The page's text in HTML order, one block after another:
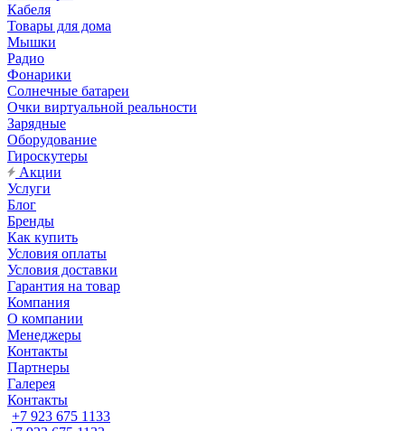
Кабеля
Товары для дома
Мышки
Радио
Фонарики
Солнечные батареи
Очки виртуальной реальности
Зарядные
Оборудование
Гироскутеры
Акции
Услуги
Блог
Бренды
Как купить
Условия оплаты
Условия доставки
Гарантия на товар
Компания
О компании
Менеджеры
Контакты
Партнеры
Галерея
Контакты
+7 923 675 1133